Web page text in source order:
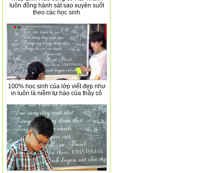
luôn đồng hành sát sao xuyên suốt
theo các học sinh
100% học sinh của lớp viết đẹp như
in luôn là niềm tự hào của thầy cô